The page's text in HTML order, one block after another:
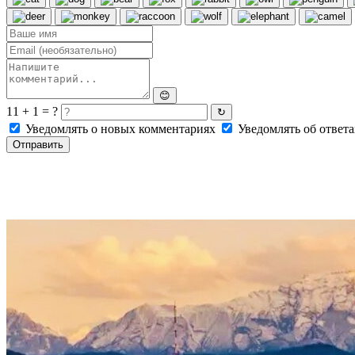
😊
11 + 1 = ? ↻
Уведомлять о новых комментариях Уведомлять об
Отправить